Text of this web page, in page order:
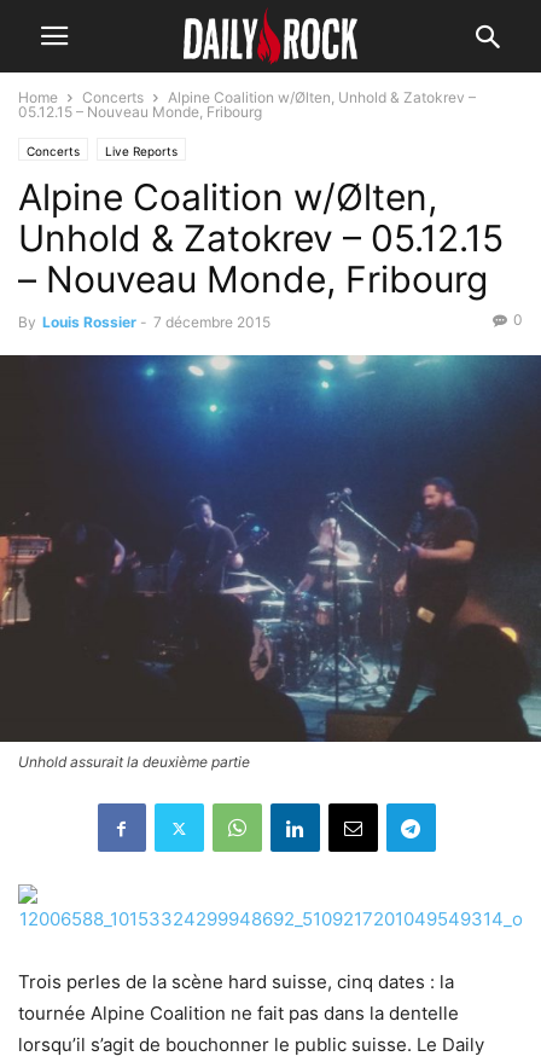
Home Concerts
Alpine Coalition w/Ølten, Unhold & Zatokrev –
05.12.15 – Nouveau Monde, Fribourg
Concerts Live Reports
Alpine Coalition w/Ølten,
Unhold & Zatokrev – 05.12.15
– Nouveau Monde, Fribourg
By Louis Rossier - 7 décembre 2015 0
Unhold assurait la deuxième partie
Trois perles de la scène hard suisse, cinq dates : la
tournée Alpine Coalition ne fait pas dans la dentelle
lorsqu’il s’agit de bouchonner le public suisse. Le Daily